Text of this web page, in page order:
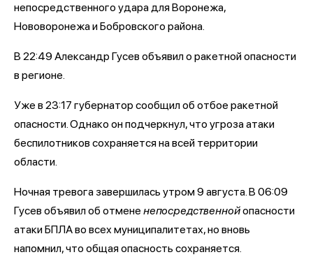
непосредственного удара для Воронежа,
Нововоронежа и Бобровского района.
В 22:49 Александр Гусев объявил о ракетной опасности
в регионе.
Уже в 23:17 губернатор сообщил об отбое ракетной
опасности. Однако он подчеркнул, что угроза атаки
беспилотников сохраняется на всей территории
области.
Ночная тревога завершилась утром 9 августа. В 06:09
Гусев объявил об отмене непосредственнойопасности
атаки БПЛА во всех муниципалитетах, но вновь
напомнил, что общая опасность сохраняется.